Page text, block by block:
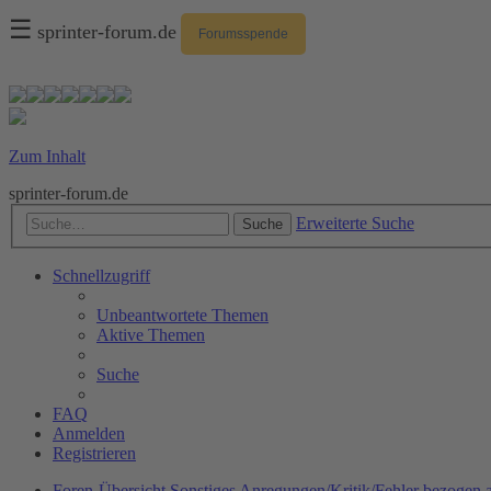
☰ sprinter-forum.de Forumsspende
Zum Inhalt
sprinter-forum.de
Suche Erweiterte Suche
Schnellzugriff
Unbeantwortete Themen
Aktive Themen
Suche
FAQ
Anmelden
Registrieren